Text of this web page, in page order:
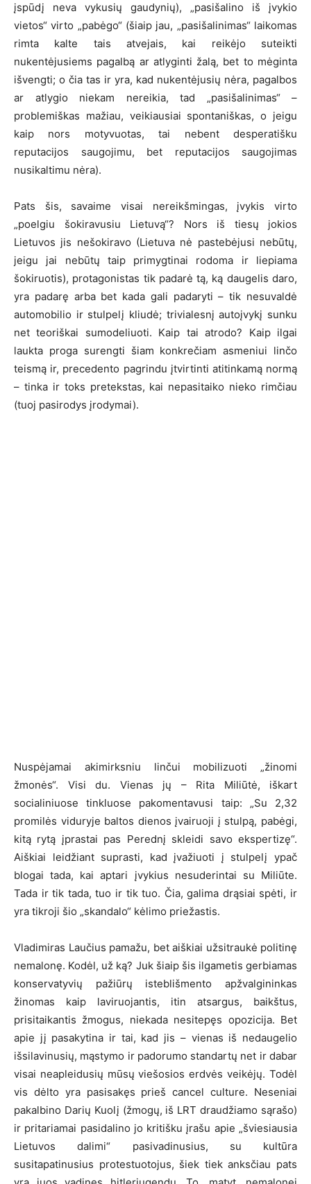
įspūdį neva vykusių gaudynių), „pasišalino iš įvykio
vietos“ virto „pabėgo“ (šiaip jau, „pasišalinimas“ laikomas
rimta kalte tais atvejais, kai reikėjo suteikti
nukentėjusiems pagalbą ar atlyginti žalą, bet to mėginta
išvengti; o čia tas ir yra, kad nukentėjusių nėra, pagalbos
ar atlygio niekam nereikia, tad „pasišalinimas“ –
problemiškas mažiau, veikiausiai spontaniškas, o jeigu
kaip nors motyvuotas, tai nebent desperatišku
reputacijos saugojimu, bet reputacijos saugojimas
nusikaltimu nėra).
Pats šis, savaime visai nereikšmingas, įvykis virto
„poelgiu šokiravusiu Lietuvą“? Nors iš tiesų jokios
Lietuvos jis nešokiravo (Lietuva nė pastebėjusi nebūtų,
jeigu jai nebūtų taip primygtinai rodoma ir liepiama
šokiruotis), protagonistas tik padarė tą, ką daugelis daro,
yra padarę arba bet kada gali padaryti – tik nesuvaldė
automobilio ir stulpelį kliudė; trivialesnį autoįvykį sunku
net teoriškai sumodeliuoti. Kaip tai atrodo? Kaip ilgai
laukta proga surengti šiam konkrečiam asmeniui linčo
teismą ir, precedento pagrindu įtvirtinti atitinkamą normą
– tinka ir toks pretekstas, kai nepasitaiko nieko rimčiau
(tuoj pasirodys įrodymai).
Nuspėjamai akimirksniu linčui mobilizuoti „žinomi
žmonės“. Visi du. Vienas jų – Rita Miliūtė, iškart
socialiniuose tinkluose pakomentavusi taip: „Su 2,32
promilės viduryje baltos dienos įvairuoji į stulpą, pabėgi,
kitą rytą įprastai pas Perednį skleidi savo ekspertizę“.
Aiškiai leidžiant suprasti, kad įvažiuoti į stulpelį ypač
blogai tada, kai aptari įvykius nesuderintai su Miliūte.
Tada ir tik tada, tuo ir tik tuo. Čia, galima drąsiai spėti, ir
yra tikroji šio „skandalo“ kėlimo priežastis.
Vladimiras Laučius pamažu, bet aiškiai užsitraukė politinę
nemalonę. Kodėl, už ką? Juk šiaip šis ilgametis gerbiamas
konservatyvių pažiūrų isteblišmento apžvalgininkas
žinomas kaip laviruojantis, itin atsargus, baikštus,
prisitaikantis žmogus, niekada nesitepęs opozicija. Bet
apie jį pasakytina ir tai, kad jis – vienas iš nedaugelio
išsilavinusių, mąstymo ir padorumo standartų net ir dabar
visai neapleidusių mūsų viešosios erdvės veikėjų. Todėl
vis dėlto yra pasisakęs prieš cancel culture. Neseniai
pakalbino Darių Kuolį (žmogų, iš LRT draudžiamo sąrašo)
ir pritariamai pasidalino jo kritišku įrašu apie „šviesiausia
Lietuvos dalimi“ pasivadinusius, su kultūra
susitapatinusius protestuotojus, šiek tiek anksčiau pats